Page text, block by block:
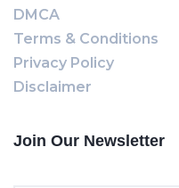
DMCA
Terms & Conditions
Privacy Policy
Disclaimer
Join Our Newsletter